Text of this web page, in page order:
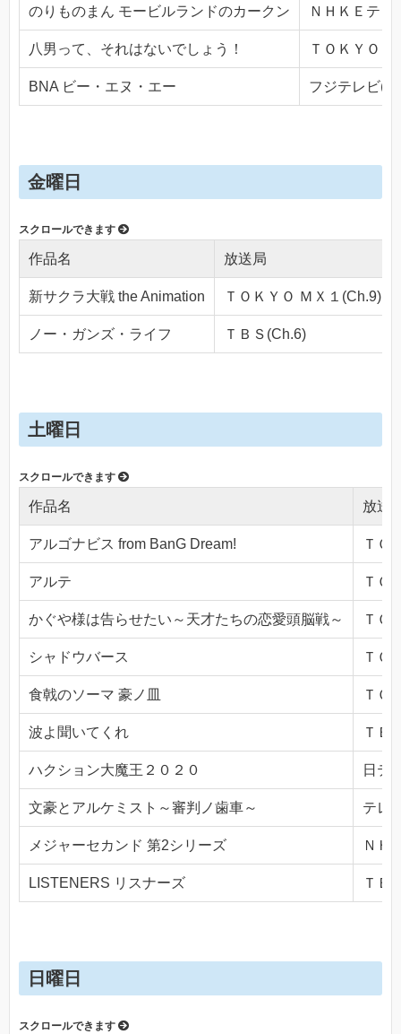
のりものまん モービルランドのカークン ＮＨＫＥテレ
八男って、それはないでしょう！ ＴＯＫＹＯ
BNA ビー・エヌ・エー フジテレビ
金曜日
作品名 放送局
新サクラ大戦 the Animation ＴＯＫＹＯ ＭＸ１(Ch.9)
ノー・ガンズ・ライフ ＴＢＳ(Ch.6)
土曜日
作品名 放送
アルゴナビス from BanG Dream! ＴＯ
アルテ ＴＯ
かぐや様は告らせたい～天才たちの恋愛頭脳戦～ ＴＯ
シャドウバース ＴＯ
食戟のソーマ 豪ノ皿 ＴＯ
波よ聞いてくれ ＴＢ
ハクション大魔王２０２０ 日テ
文豪とアルケミスト～審判ノ歯車～ テレ
メジャーセカンド 第2シリーズ ＮＨ
LISTENERS リスナーズ ＴＢ
日曜日